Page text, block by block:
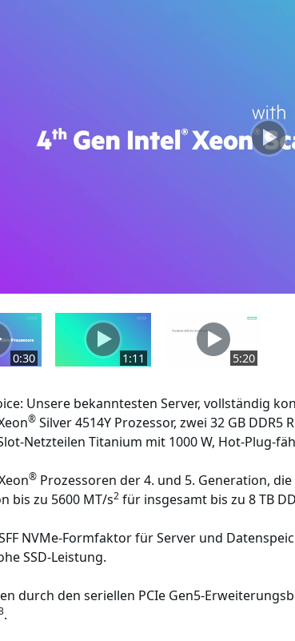
0:30 1:11 5:20
Unsere bekanntesten Server, vollständig
®Silver 4514Y Prozessor, zwei 32 GB DDR5
Netzteilen Titanium mit 1000 W, Hot-Plug-
®Prozessoren der 4. und 5. Generation, die
bis zu 5600 MT/s2für insgesamt bis zu 8 TB
NVMe-Formfaktor für Server und
SSD-Leistung.
durch den seriellen PCIe Gen5-
.